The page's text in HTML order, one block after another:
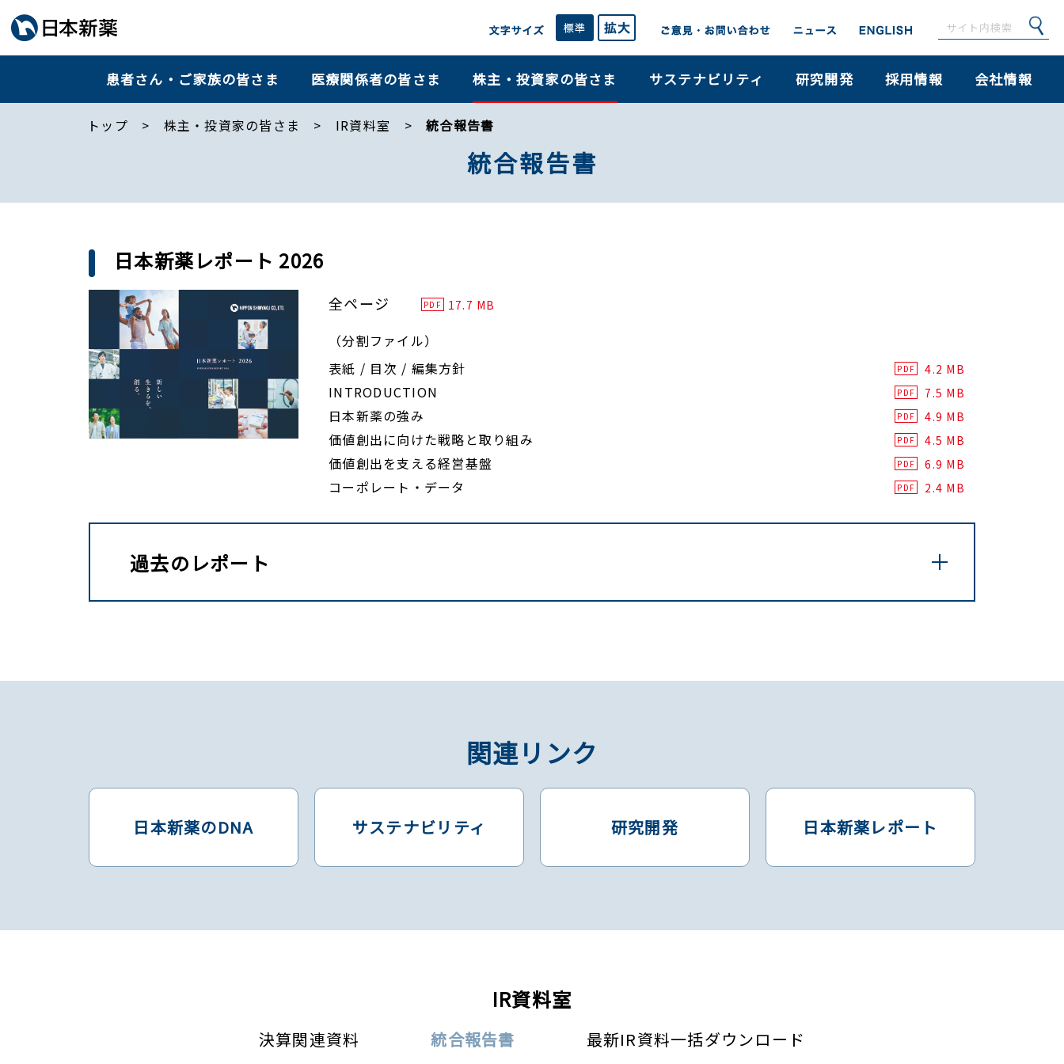
患者さん・ご家族の皆さま 医療関係者の皆さま 株主・投資家の皆さま サステナビリティ 研究開発 採用情報 会社情報
トップ 株主・投資家の皆さま IR資料室 統合報告書
統合報告書
日本新薬レポート 2026
全ページ PDF 17.7 MB
（分割ファイル）
表紙 / 目次 / 編集方針
PDF 4.2 MB
INTRODUCTION PDF 7.5 MB
日本新薬の強み PDF 4.9 MB
価値創出に向けた戦略と取り組み PDF 4.5 MB
価値創出を支える経営基盤 PDF 6.9 MB
コーポレート・データ PDF 2.4 MB
過去のレポート
関連リンク
日本新薬のDNA サステナビリティ 研究開発 日本新薬レポート
IR資料室
決算関連資料 統合報告書 最新IR資料一括ダウンロード